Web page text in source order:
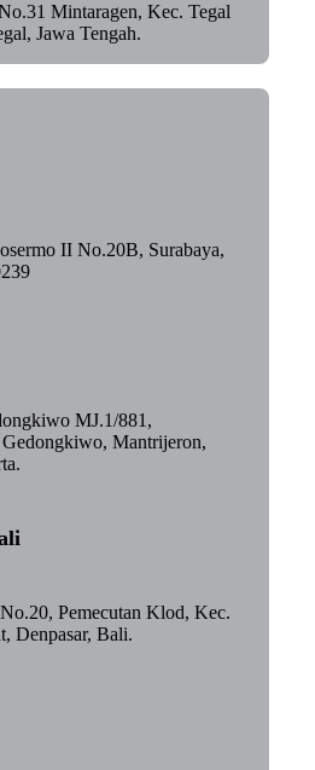
Mintaragen, Kec. Tegal
Jawa Tengah.
II No.20B, Surabaya,
MJ.1/881,
Mantrijeron,
Pemecutan Klod, Kec.
Denpasar, Bali.